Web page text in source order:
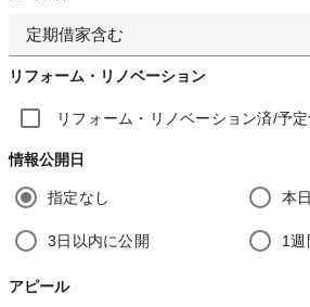
定期借家含む
リフォーム・リノベーション
リフォーム・リノベーション済/予
情報公開日
指定なし 本
3日以内に公開 1週
アピール